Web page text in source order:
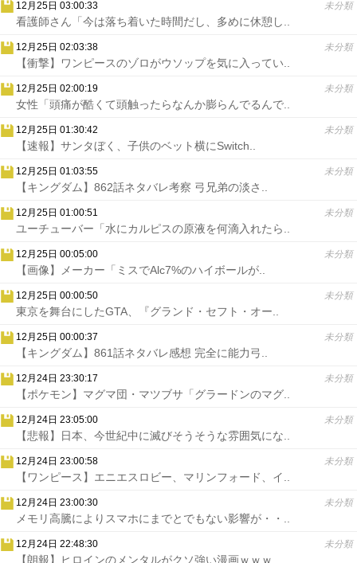
12月25日 03:00:33 未分類
看護師さん「今は落ち着いた時間だし、多めに休憩し..
12月25日 02:03:38 未分類
【衝撃】ワンピースのゾロがウソップを気に入ってい..
12月25日 02:00:19 未分類
女性「頭痛が酷くて頭触ったらなんか膨らんでるんで..
12月25日 01:30:42 未分類
【速報】サンタぼく、子供のベット横にSwitch..
12月25日 01:03:55 未分類
【キングダム】862話ネタバレ考察 弓兄弟の淡さ..
12月25日 01:00:51 未分類
ユーチューバー「水にカルピスの原液を何滴入れたら..
12月25日 00:05:00 未分類
【画像】メーカー「ミスでAlc7%のハイボールが..
12月25日 00:00:50 未分類
東京を舞台にしたGTA、『グランド・セフト・オー..
12月25日 00:00:37 未分類
【キングダム】861話ネタバレ感想 完全に能力弓..
12月24日 23:30:17 未分類
【ポケモン】マグマ団・マツブサ「グラードンのマグ..
12月24日 23:05:00 未分類
【悲報】日本、今世紀中に滅びそうそうな雰囲気にな..
12月24日 23:00:58 未分類
【ワンピース】エニエスロビー、マリンフォード、イ..
12月24日 23:00:30 未分類
メモリ高騰によりスマホにまでとでもない影響が・・..
12月24日 22:48:30 未分類
【朗報】ヒロインのメンタルがクソ強い漫画ｗｗｗ..